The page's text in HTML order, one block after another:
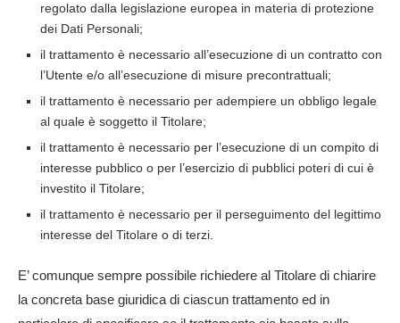
regolato dalla legislazione europea in materia di protezione
dei Dati Personali;
il trattamento è necessario all’esecuzione di un contratto con
l’Utente e/o all’esecuzione di misure precontrattuali;
il trattamento è necessario per adempiere un obbligo legale
al quale è soggetto il Titolare;
il trattamento è necessario per l’esecuzione di un compito di
interesse pubblico o per l’esercizio di pubblici poteri di cui è
investito il Titolare;
il trattamento è necessario per il perseguimento del legittimo
interesse del Titolare o di terzi.
E’ comunque sempre possibile richiedere al Titolare di chiarire
la concreta base giuridica di ciascun trattamento ed in